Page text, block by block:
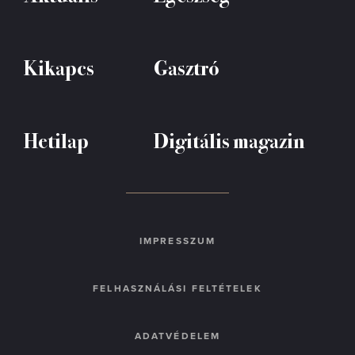
Kikapcs Gasztró
Hetilap Digitális magazin
IMPRESSZUM
FELHASZNÁLÁSI FELTÉTELEK
ADATVÉDELEM